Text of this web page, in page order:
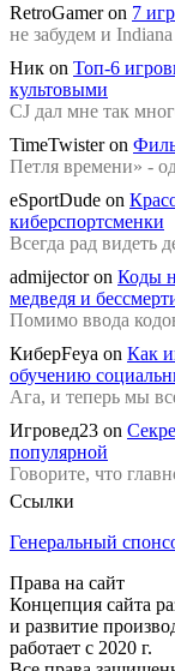
RetroGamer on 7
не забудем и
Ник on Топ-6
культовыми
CJ дал мне так
TimeTwister on
Петля времени» -
eSportDude on
киберспортсменки
Всегда рад видеть
admijector on Коды
медведя и
Помимо ввода
КиберFeya on Как
обучению
Ага, и теперь мы
Игровед23 on
популярной
Говорите, что
Ссылки
Генеральный
Права на сайт
Концепция сайта
и развитие
работает с 2020 г.